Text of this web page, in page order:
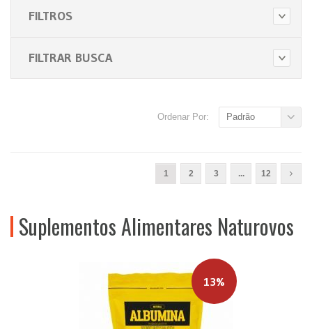
FILTROS
FILTRAR BUSCA
Ordenar Por: Padrão
1 2 3 ... 12
Suplementos Alimentares Naturovos
13%